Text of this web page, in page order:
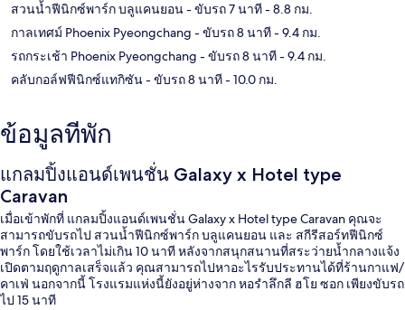
สวนน้ำฟีนิกซ์พาร์ก บลูแคนยอน- ขับรถ 7 นาที- 8.8 กม.
กาลเทศม์ Phoenix Pyeongchang - ขับรถ 8 นาที- 9.4 กม.
รถกระเช้า Phoenix Pyeongchang - ขับรถ 8 นาที- 9.4 กม.
คลับกอล์ฟฟีนิกซ์แทกิซัน- ขับรถ 8 นาที- 10.0 กม.
ข้อมูลที่พัก
แกลมปิ้งแอนด์เพนชั่น Galaxy x Hotel type
Caravan
เมื่อเข้าพักที่ แกลมปิ้งแอนด์เพนชั่น Galaxy x Hotel type Caravan คุณจะ
สามารถขับรถไป สวนน้ำฟีนิกซ์พาร์ก บลูแคนยอน และ สกีรีสอร์ทฟีนิกซ์
พาร์ก โดยใช้เวลาไม่เกิน 10 นาที หลังจากสนุกสนานที่สระว่ายน้ำกลางแจ้ง
เปิดตามฤดูกาลเสร็จแล้ว คุณสามารถไปหาอะไรรับประทานได้ที่ร้านกาแฟ/
คาเฟ่ นอกจากนี้ โรงแรมแห่งนี้ยังอยู่ห่างจาก หอรำลึกลี ฮโย ซอก เพียงขับรถ
ไป 15 นาที